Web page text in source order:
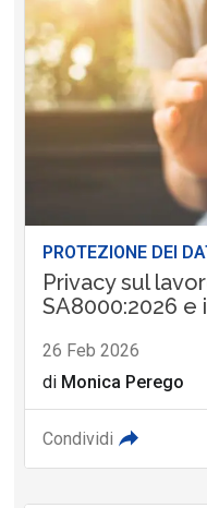
PROTEZIONE DEI
Privacy sul
SA8000:2026 e
26 Feb 2026
di Monica Perego
Condividi